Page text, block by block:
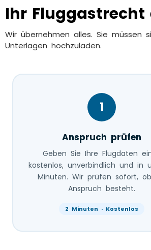
Ihr
Wir übernehmen alles. Sie müssen
Unterlagen hochzuladen.
1
Anspruch prüfen
Geben Sie Ihre Flugdaten
kostenlos, unverbindlich und in
Minuten. Wir prüfen sofort,
Anspruch besteht.
2 Minuten · Kostenlos